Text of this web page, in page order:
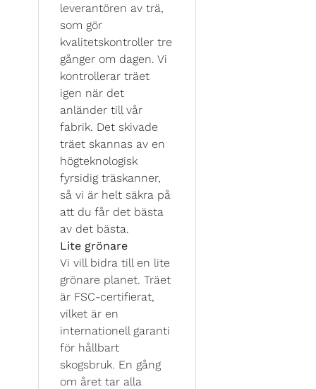
leverantören av trä,
som gör
kvalitetskontroller tre
gånger om dagen. Vi
kontrollerar träet
igen när det
anländer till vår
fabrik. Det skivade
träet skannas av en
högteknologisk
fyrsidig träskanner,
så vi är helt säkra på
att du får det bästa
av det bästa.
Lite grönare
Vi vill bidra till en lite
grönare planet. Träet
är FSC-certifierat,
vilket är en
internationell garanti
för hållbart
skogsbruk. En gång
om året tar alla